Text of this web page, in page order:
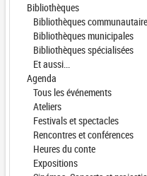
Bibliothèques
Bibliothèques
Bibliothèques municipales
Bibliothèques spécialisées
Et aussi...
Agenda
Tous les événements
Ateliers
Festivals et spectacles
Rencontres et conférences
Heures du conte
Expositions